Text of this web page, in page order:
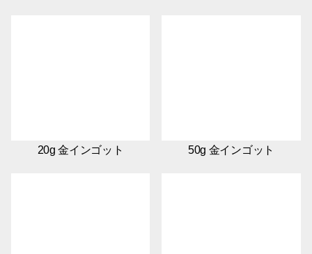
20g 金インゴット 50g 金インゴット